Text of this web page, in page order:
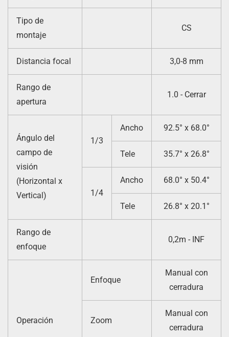
Tipo de
montaje
CS
Distancia focal 3,0-8 mm
Rango de
apertura
1.0 - Cerrar
Ángulo del
campo de
visión
(Horizontal x
Vertical)
1/3
Ancho 92.5° x 68.0°
Tele 35.7° x 26.8°
1/4
Ancho 68.0° x 50.4°
Tele 26.8° x 20.1°
Rango de
enfoque
0,2m - INF
Operación
Enfoque
Manual con
cerradura
Zoom
Manual con
cerradura